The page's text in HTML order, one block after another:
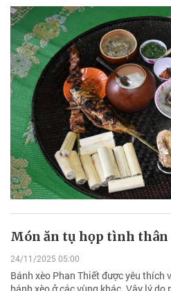
Món ăn tụ họp tình thân
24/11/2025 05:00
Bánh xèo Phan Thiết được yêu thích
bánh xèo ở các vùng khác. Vậy lý do